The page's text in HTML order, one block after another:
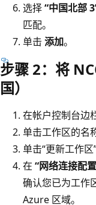
选择“中国北部
匹配。
单击 添加。
步骤 2：将
国）
在帐户控制台边
单击工作区的名
单击“更新工作区
在 “网络连接配置
确认您已为工作
Azure 区域。